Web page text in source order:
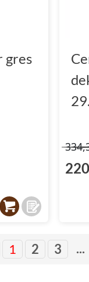
gres
1 2 3 ...